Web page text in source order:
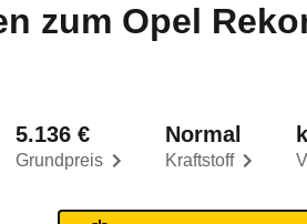
zum Opel
Grundpreis
5.136 €
Kraftstoff
Normal